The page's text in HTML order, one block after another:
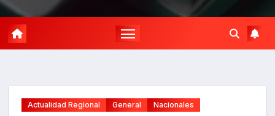
Actualidad Regional General Nacionales